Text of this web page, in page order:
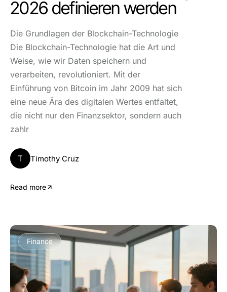
2026 definieren werden
Die Grundlagen der Blockchain-Technologie
Die Blockchain-Technologie hat die Art und
Weise, wie wir Daten speichern und
verarbeiten, revolutioniert. Mit der
Einführung von Bitcoin im Jahr 2009 hat sich
eine neue Ära des digitalen Wertes entfaltet,
die nicht nur den Finanzsektor, sondern auch
zahlr
T Timothy Cruz
Read more
Finance